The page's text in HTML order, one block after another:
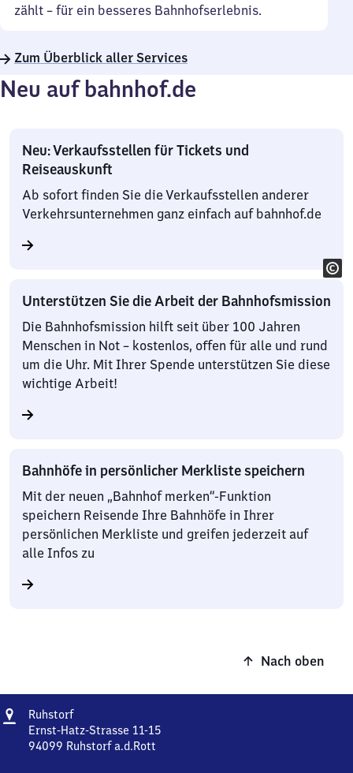
zählt – für ein besseres Bahnhofserlebnis.
Zum Überblick aller Services
Neu auf bahnhof.de
Neu: Verkaufsstellen für Tickets und
Reiseauskunft
Ab sofort finden Sie die Verkaufsstellen anderer
Verkehrsunternehmen ganz einfach auf bahnhof.de
Unterstützen Sie die Arbeit der Bahnhofsmission
Die Bahnhofsmission hilft seit über 100 Jahren
Menschen in Not – kostenlos, offen für alle und rund
um die Uhr. Mit Ihrer Spende unterstützen Sie diese
wichtige Arbeit!
Bahnhöfe in persönlicher Merkliste speichern
Mit der neuen „Bahnhof merken“-Funktion
speichern Reisende Ihre Bahnhöfe in Ihrer
persönlichen Merkliste und greifen jederzeit auf
alle Infos zu
Nach oben
Adresse
RuhstorfRuhstorf
Ernst-Hatz-Strasse 11-15
94099 Ruhstorf a.d.Rott